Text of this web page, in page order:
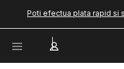
Poti efectua plata rapid si